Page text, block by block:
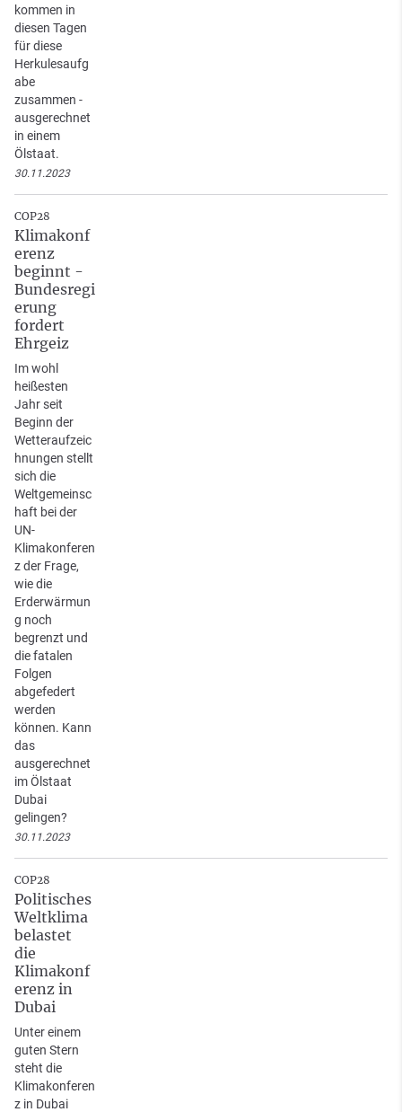
kommen in
diesen Tagen
für diese
Herkulesaufg
abe
zusammen -
ausgerechnet
in einem
Ölstaat.
30.11.2023
COP28
Klimakonf
erenz
beginnt -
Bundesregi
erung
fordert
Ehrgeiz
Im wohl
heißesten
Jahr seit
Beginn der
Wetteraufzeic
hnungen stellt
sich die
Weltgemeinsc
haft bei der
UN-
Klimakonferen
z der Frage,
wie die
Erderwärmun
g noch
begrenzt und
die fatalen
Folgen
abgefedert
werden
können. Kann
das
ausgerechnet
im Ölstaat
Dubai
gelingen?
30.11.2023
COP28
Politisches
Weltklima
belastet
die
Klimakonf
erenz in
Dubai
Unter einem
guten Stern
steht die
Klimakonferen
z in Dubai